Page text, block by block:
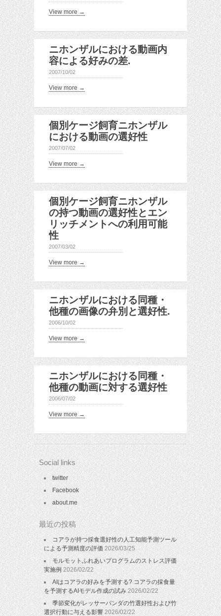
View more →
ニホンザルにおける動画内
容による好みの差.
2007/10/02
View more →
個別ケージ飼育ニホンザル
における動画の選好性
2007/07/02
View more →
個別ケージ飼育ニホンザル
の持つ動画の選好性とエン
リッチメントへの利用可能
性
2007/03/02
View more →
ニホンザルにおける同種・
他種の画像の弁別と選好性.
2006/10/02
View more →
ニホンザルにおける同種・
他種の動画に対する選好性
2006/07/02
View more →
Social links
twitter
Facebook
about.me
最近の投稿
コアラが持つ採食選好性の人工知能予測ツール
による予測精度の評価 2026/03/25
モルモットふれあいプログラムのストレス評価
実施例 2026/02/22
AIはコアラの好みを予測する? コアラの採食量
を予測するAIモデル作成の試み 2026/02/22
季節変化がレッサーパンダの竹選好性および竹
選択行動に与える影響 2026/02/22